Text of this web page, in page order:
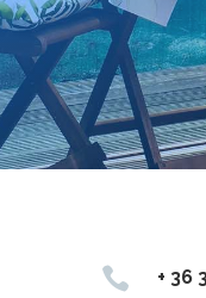
 + 36